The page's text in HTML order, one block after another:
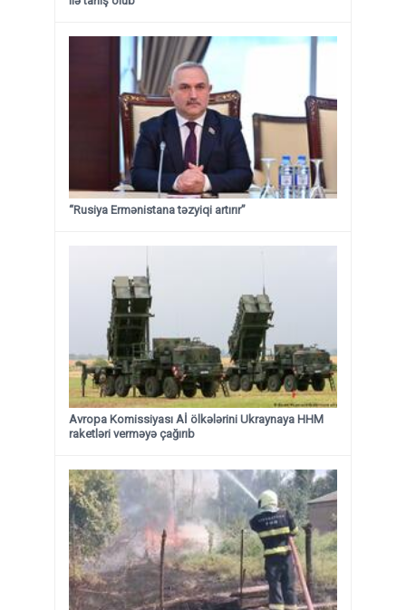
“Rusiya Ermənistana təzyiqi artırır”
Avropa Komissiyası Aİ ölkələrini Ukraynaya HHM
raketləri verməyə çağırıb